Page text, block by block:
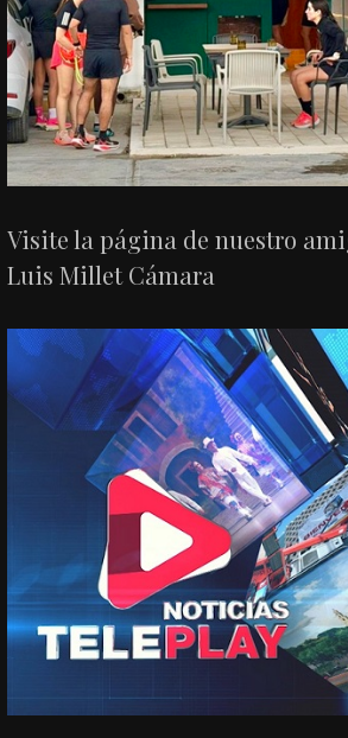
Visite la página de nuestro
Luis Millet Cámara